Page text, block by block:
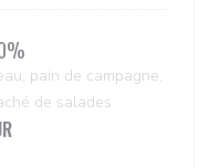
pain de campagne,
de salades